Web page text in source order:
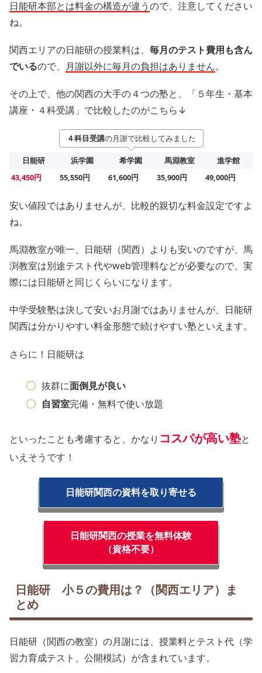
日能研本部とは料金の構造が違うので、注意してください
ね。
関西エリアの日能研の授業料は、 毎月のテスト費用も含ん
でいるので、 月謝以外に毎月の負担はありません。
その上で、他の関西の大手の４つの塾と、「５年生・基本
講座・４科受講」で比較したのがこちら↓
４科目受講の月謝で比較してみました
日能研 浜学園 希学園 馬淵教室
進学館
43,450円
55,550円 61,600円 35,900円 49,000円
安い値段ではありませんが、比較的親切な料金設定ですよ
ね。
馬淵教室が唯一、日能研（関西）よりも安いのですが、馬
渕教室は別途テスト代やweb管理料などが必要なので、実
際には日能研と同じくらいになります。
中学受験塾は決して安いお月謝ではありませんが、日能研
関西は分かりやすい料金形態で続けやすい塾といえます。
さらに！日能研は
抜群に面倒見が良い
自習室完備・無料で使い放題
といったことも考慮すると、かなり コスパが高い塾と
いえそうです！
日能研関西の資料を取り寄せる
日能研関西の授業を無料体験
（資格不要）
日能研 小５の費用は？（関西エリア）ま
とめ
日能研（関西の教室）の月謝には、授業料とテスト代（学
習力育成テスト、公開模試）が含まれています。